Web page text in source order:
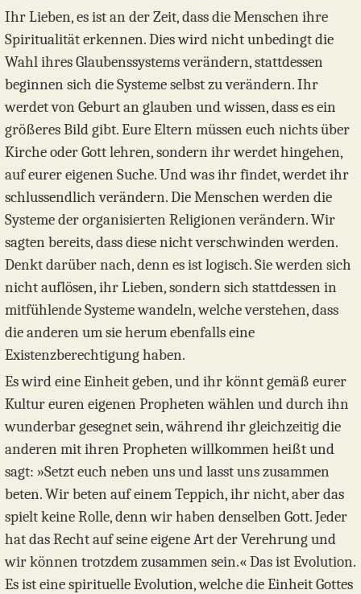
Ihr Lieben, es ist an der Zeit, dass die Menschen ihre
Spiritualität erkennen. Dies wird nicht unbedingt die
Wahl ihres Glaubenssystems verändern, stattdessen
beginnen sich die Systeme selbst zu verändern. Ihr
werdet von Geburt an glauben und wissen, dass es ein
größeres Bild gibt. Eure Eltern müssen euch nichts über
Kirche oder Gott lehren, sondern ihr werdet hingehen,
auf eurer eigenen Suche. Und was ihr findet, werdet ihr
schlussendlich verändern. Die Menschen werden die
Systeme der organisierten Religionen verändern. Wir
sagten bereits, dass diese nicht verschwinden werden.
Denkt darüber nach, denn es ist logisch. Sie werden sich
nicht auflösen, ihr Lieben, sondern sich stattdessen in
mitfühlende Systeme wandeln, welche verstehen, dass
die anderen um sie herum ebenfalls eine
Existenzberechtigung haben.
Es wird eine Einheit geben, und ihr könnt gemäß eurer
Kultur euren eigenen Propheten wählen und durch ihn
wunderbar gesegnet sein, während ihr gleichzeitig die
anderen mit ihren Propheten willkommen heißt und
sagt: »Setzt euch neben uns und lasst uns zusammen
beten. Wir beten auf einem Teppich, ihr nicht, aber das
spielt keine Rolle, denn wir haben denselben Gott. Jeder
hat das Recht auf seine eigene Art der Verehrung und
wir können trotzdem zusammen sein.« Das ist Evolution.
Es ist eine spirituelle Evolution, welche die Einheit Gottes